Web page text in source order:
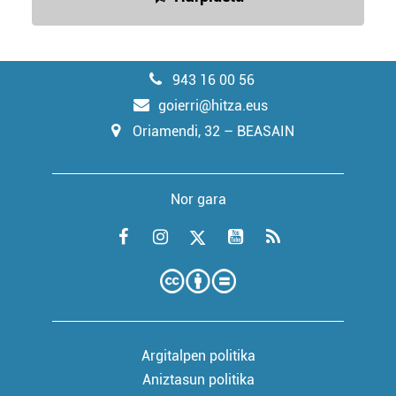
943 16 00 56
goierri@hitza.eus
Oriamendi, 32 – BEASAIN
Nor gara
Argitalpen politika
Aniztasun politika